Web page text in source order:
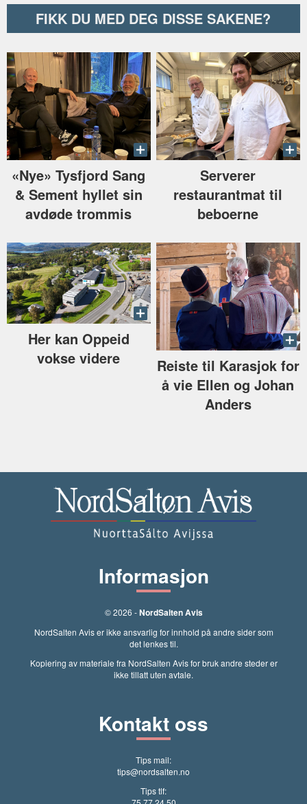
FIKK DU MED DEG DISSE SAKENE?
«Nye» Tysfjord Sang
& Sement hyllet sin
avdøde trommis
Serverer
restaurantmat til
beboerne
Her kan Oppeid
vokse videre
Reiste til Karasjok for
å vie Ellen og Johan
Anders
Informasjon
© 2026 -NordSalten Avis
NordSalten Avis er ikke ansvarlig for innhold på andre sider som
det lenkes til.
Kopiering av materiale fra NordSalten Avis for bruk andre steder er
ikke tillatt uten avtale.
Kontakt oss
Tips mail:
tips@nordsalten.no
Tips tlf: